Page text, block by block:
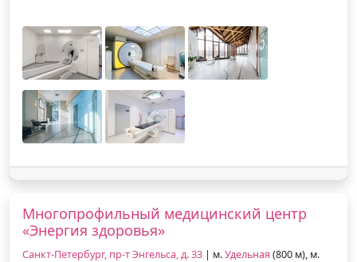
Многопрофильный медицинский центр
«Энергия здоровья»
Санкт-Петербург, пр-т Энгельса, д. 33 | м.Удельная (800 м), м.